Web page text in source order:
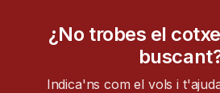
¿No trobes el
Indica'ns com el vols i